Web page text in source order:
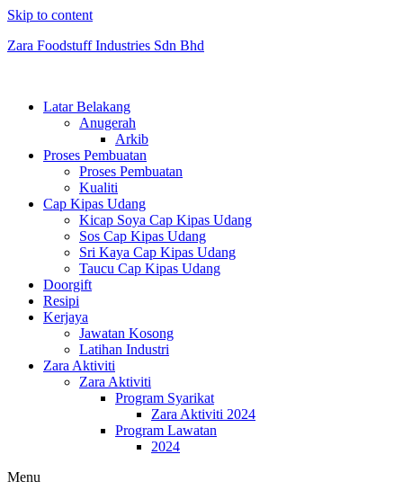
Skip to content
Zara Foodstuff Industries Sdn Bhd
Latar Belakang
Anugerah
Arkib
Proses Pembuatan
Proses Pembuatan
Kualiti
Cap Kipas Udang
Kicap Soya Cap Kipas Udang
Sos Cap Kipas Udang
Sri Kaya Cap Kipas Udang
Taucu Cap Kipas Udang
Doorgift
Resipi
Kerjaya
Jawatan Kosong
Latihan Industri
Zara Aktiviti
Zara Aktiviti
Program Syarikat
Zara Aktiviti 2024
Program Lawatan
2024
Menu